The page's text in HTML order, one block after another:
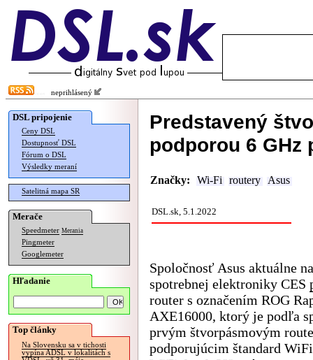
neprihlásený
DSL pripojenie
Ceny DSL
Dostupnosť DSL
Fórum o DSL
Výsledky meraní
Satelitná mapa SR
Merače
Speedmeter Merania
Pingmeter
Googlemeter
Hľadanie
Top články
Na Slovensku sa v tichosti
vypína ADSL v lokalitách s
Predstavený
podporou 6 GHz
Značky: Wi-Fi routery Asus
DSL.sk, 5.1.2022
Spoločnosť Asus aktuálne
spotrebnej elektroniky CES
router s označením ROG
AXE16000, ktorý je podľa
prvým štvorpásmovým
podporujúcim štandard